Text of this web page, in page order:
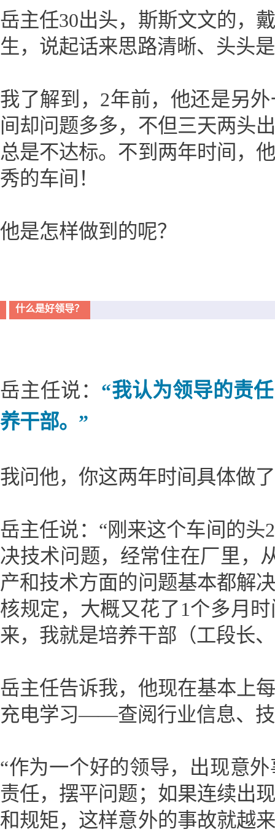
岳主任30出头，斯斯文文的，
生，说起话来思路清晰、头头
我了解到，2年前，他还是另
间却问题多多，不但三天两头
总是不达标。不到两年时间，
秀的车间！
他是怎样做到的呢？
什么是好领导？
岳主任说： “我认为领导的责
养干部。”
我问他，你这两年时间具体做
岳主任说：“刚来这个车间的
决技术问题，经常住在厂里，
产和技术方面的问题基本都解
核规定，大概又花了1个多月
来，我就是培养干部（工段长
岳主任告诉我，他现在基本上
充电学习——查阅行业信息、
“作为一个好的领导，出现意
责任，摆平问题；如果连续出
和规矩，这样意外的事故就越